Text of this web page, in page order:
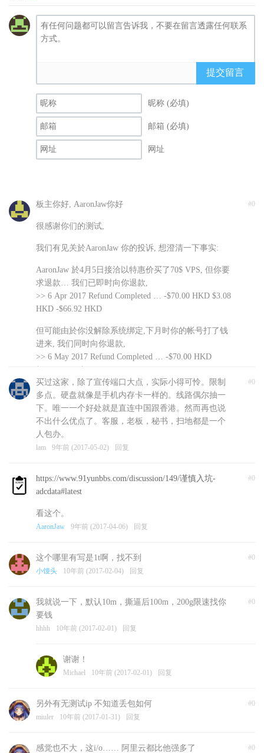
提交留言
昵称 (必填)
邮箱 (必填)
网址
#0
板主你好, AaronJaw你好
很感谢你们的测试,
我们有见关於AaronJaw 你的投诉, 想澄清一下事实:
AaronJaw 於4月5日接洽以特惠价买了70$ VPS, 但你要
求退款… 我们已即时向你退款,
>> 6 Apr 2017 Refund Completed … -$70.00 HKD $3.08
HKD -$66.92 HKD
但可能由於你没解除系统绑定,下月时你的帐号打了钱
进来, 我们同时向你退款,
>> 6 May 2017 Refund Completed … -$70.00 HKD
并於系统中说明: Note: please cancel all recurring
payment
但经电邮联繫你不果,我们只好把你户口关闭, 以免系
统再次自动付款
我们很抱歉未能为你提供服务, 希望 AaronJaw 你能理
同有任何疑问,可向我们查询
#0
买过这家，除了宣传端口大点，实际小得可怜。限制
多点。硬盘就像是手机内存卡一样的。线路偶尔抽一
下。唯一一个好处就是直连中国跟香港。然而再也说
不出什么优点了。客服，老板，秘书，扫地都是一个
人包办。
lam 9年前 (2017-05-02) 回复
#0
https://www.91yunbbs.com/discussion/149/谨慎入坑-
adcdata#latest
看这个。
AaronJaw 9年前 (2017-04-06) 回复
#0
这个哪里有写是1t啊，找不到
小馒头 10年前 (2017-02-04) 回复
#0
我就说一下，默认10m，撕逼后100m，200g限速找你
要钱
hhhh 10年前 (2017-02-01) 回复
谢谢！
Michael 10年前 (2017-02-01) 回复
#0
另外有无测试ip 不知道丢包如何
miuler 10年前 (2017-01-31) 回复
#0
感觉也不大，这i/o…… 阿里云都比他强多了